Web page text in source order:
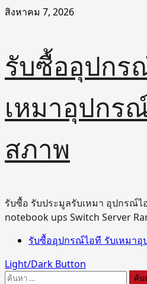
Skip
สิงหาคม 7, 2026
รับซื้ออุปกร
เหมาอุปกร
สภาพ
รับซื้อ รับประมูลรับเหมา อุปกรณ์ไ
notebook ups Switch Server
Primaryรับซื้ออุปกรณ์ไอที รับเหมา
Light/Dark Button
ค้นหา